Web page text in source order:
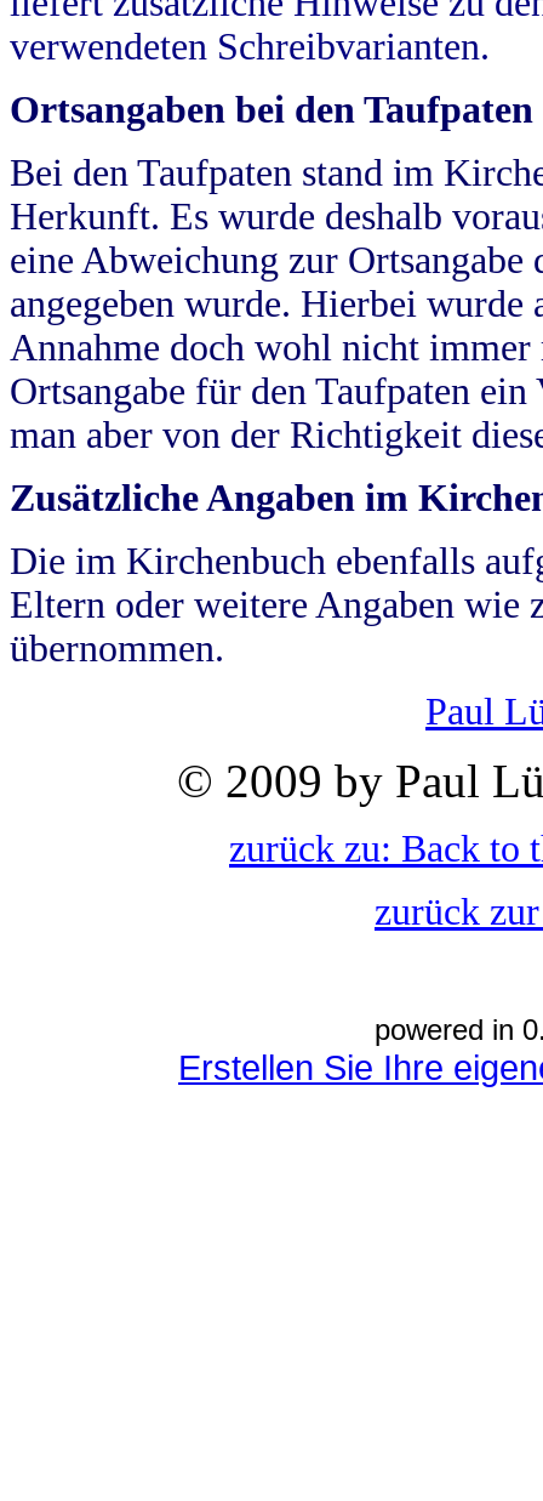
verwendeten Schreibvarianten.
Ortsangaben bei den Taufpaten
Bei den Taufpaten stand im
Herkunft. Es wurde deshalb
eine Abweichung zur
angegeben wurde. Hierbei wurde
Annahme doch wohl nicht
Ortsangabe für den Taufpaten
man aber von der Richtigkeit
Zusätzliche Angaben im
Die im Kirchenbuch ebenfalls
Eltern oder weitere Angaben wie
übernommen.
Paul
© 2009 by Paul
zurück zu: Back to
zurück
powered in
Erstellen Sie Ihre